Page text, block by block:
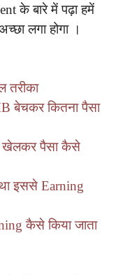
के बारे में पढ़ा हमें
लगा होगा ।
तरीका
बेचकर कितना पैसा
खेलकर पैसा कैसे
इससे Earning
कैसे किया जाता